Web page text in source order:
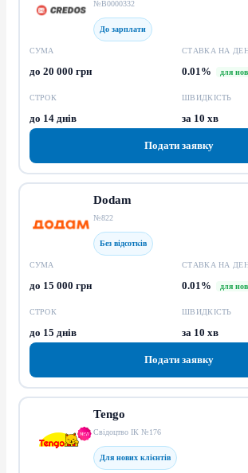
№В0000332
До зарплати
СУМА
до 20 000 грн
СТАВКА НА
0.01% для
СТРОК
до 14 днів
ШВИДКІСТЬ
за 10 хв
Подати заявку
Dodam
№822
Без відсотків
СУМА
до 15 000 грн
СТАВКА НА
0.01% для
СТРОК
до 15 днів
ШВИДКІСТЬ
за 10 хв
Подати заявку
Tengo
Свідоцтво ІК №176
Для нових клієнтів